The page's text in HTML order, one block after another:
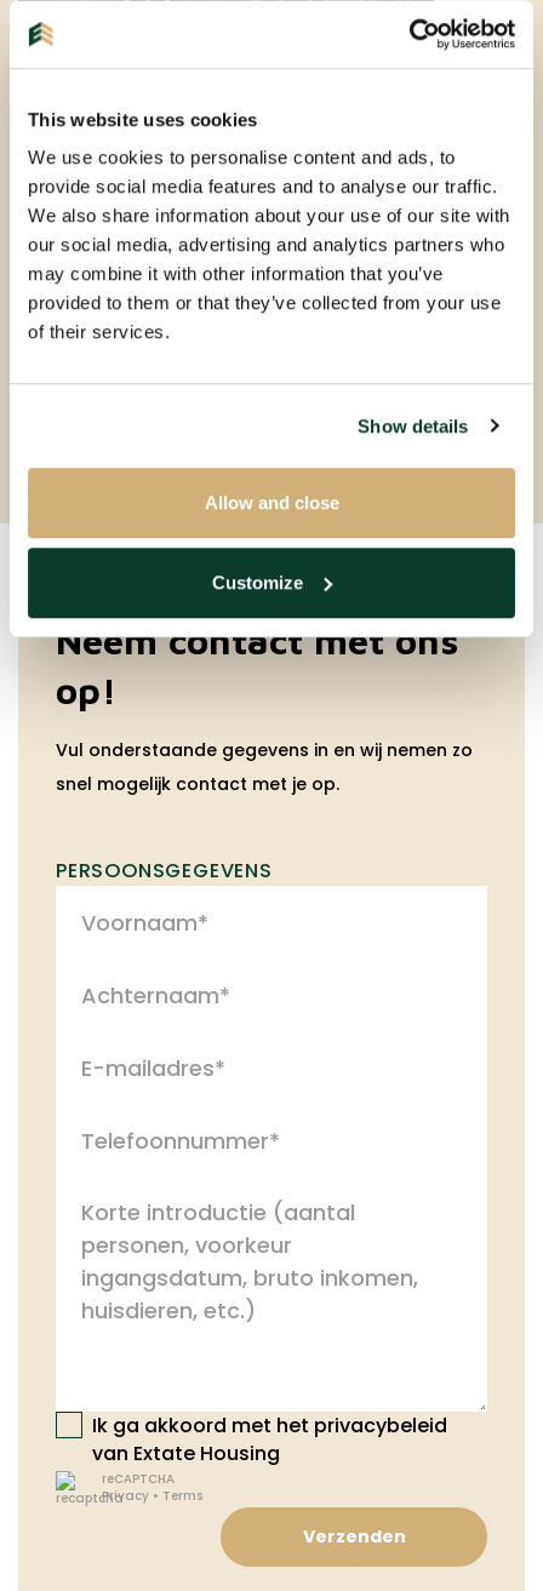
This website uses cookies
We use cookies to personalise content and ads, to
provide social media features and to analyse our traffic.
We also share information about your use of our site with
our social media, advertising and analytics partners who
may combine it with other information that you’ve
provided to them or that they’ve collected from your use
of their services.
Show details
Allow and close
Customize
Geldropseweg
5611SH
€ 1.145 P.M. EX.
2 kamers
49m²
Neem contact met ons
op!
Vul onderstaande gegevens in en wij nemen zo
snel mogelijk contact met je op.
PERSOONSGEGEVENS
Ik ga akkoord met het privacybeleid
van Extate Housing
reCAPTCHA
Privacy• Terms
Verzenden